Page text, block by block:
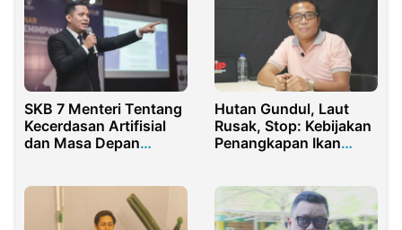
SKB 7 Menteri Tentang
Kecerdasan Artifisial
dan Masa Depan
Keilmuan Islam
Hutan Gundul, Laut
Rusak, Stop: Kebijakan
Penangkapan Ikan